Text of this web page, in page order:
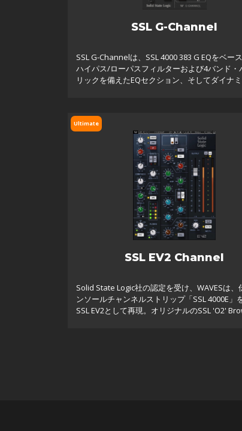
SSL G-Channel
SSL G-Channelは、SSL 4000 383 G EQをベー
ハイパス/ローパスフィルターおよび4バンド・
リックを備えたEQセクション、そしてダイナ
Ultimate
SSL EV2 Channel
Solid State Logic社の認定を受け、WAVESは、
ンソールチャンネルストリップ「SSL 4000E」
SSL EV2として再現。オリジナルのSSL 'O2'